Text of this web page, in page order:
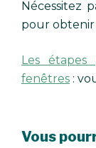
Nécessitez
pour obtenir
Les
fenêtres :
Vous